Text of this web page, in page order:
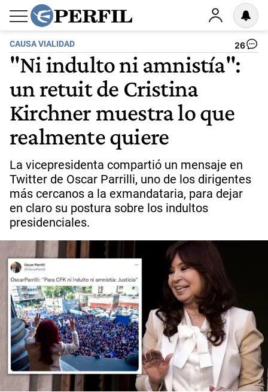
CAUSA VIALIDAD 26
"Ni indulto ni amnistía":
un retuit de Cristina
Kirchner muestra lo que
realmente quiere
La vicepresidenta compartió un mensaje en
Twitter de Oscar Parrilli, uno de los dirigentes
más cercanos a la exmandataria, para dejar
en claro su postura sobre los indultos
presidenciales.